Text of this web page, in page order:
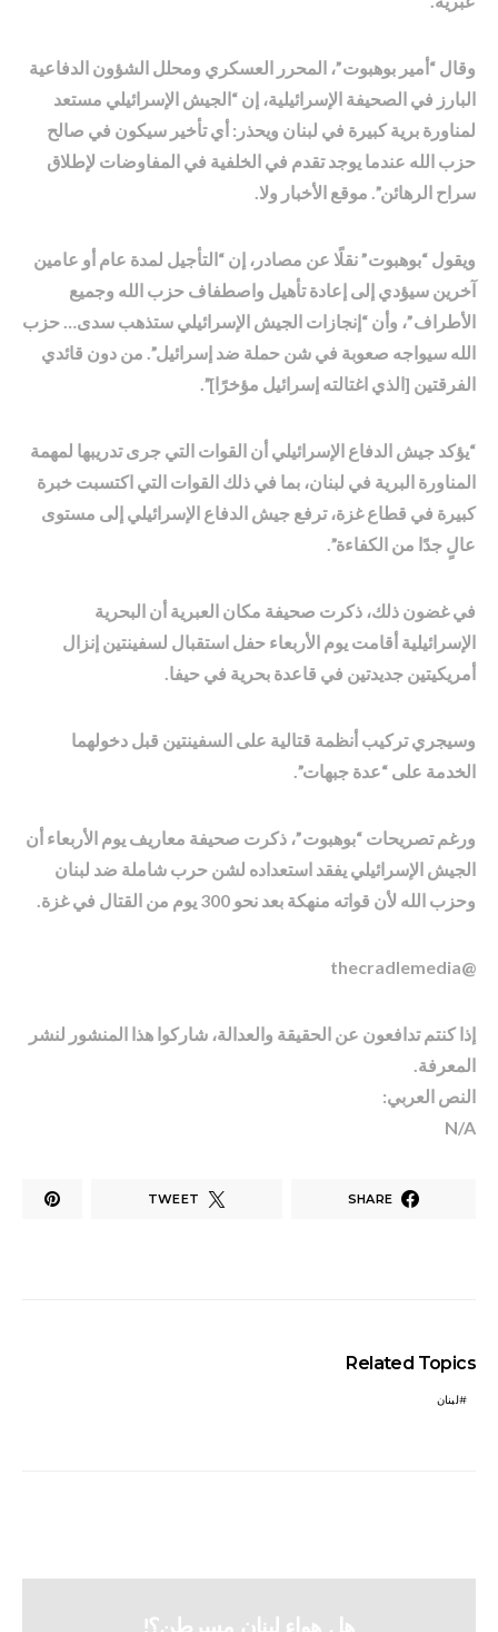
وقال “أمير بوهبوت”، المحرر العسكري ومحلل الشؤون الدفاعية
البارز في الصحيفة الإسرائيلية، إن “الجيش الإسرائيلي مستعد
لمناورة برية كبيرة في لبنان ويحذر: أي تأخير سيكون في صالح
حزب الله عندما يوجد تقدم في الخلفية في المفاوضات لإطلاق
سراح الرهائن”. موقع الأخبار ولا.
ويقول “بوهبوت” نقلًا عن مصادر، إن “التأجيل لمدة عام أو عامين
آخرين سيؤدي إلى إعادة تأهيل واصطفاف حزب الله وجميع
الأطراف”، وأن “إنجازات الجيش الإسرائيلي ستذهب سدى… حزب
الله سيواجه صعوبة في شن حملة ضد إسرائيل”. من دون قائدي
الفرقتين [الذي اغتالته إسرائيل مؤخرًا]”.
“يؤكد جيش الدفاع الإسرائيلي أن القوات التي جرى تدريبها لمهمة
المناورة البرية في لبنان، بما في ذلك القوات التي اكتسبت خبرة
كبيرة في قطاع غزة، ترفع جيش الدفاع الإسرائيلي إلى مستوى
عالٍ جدًا من الكفاءة”.
في غضون ذلك، ذكرت صحيفة مكان العبرية أن البحرية
الإسرائيلية أقامت يوم الأربعاء حفل استقبال لسفينتين إنزال
أمريكيتين جديدتين في قاعدة بحرية في حيفا.
وسيجري تركيب أنظمة قتالية على السفينتين قبل دخولهما
الخدمة على “عدة جبهات”.
ورغم تصريحات “بوهبوت”، ذكرت صحيفة معاريف يوم الأربعاء أن
الجيش الإسرائيلي يفقد استعداده لشن حرب شاملة ضد لبنان
وحزب الله لأن قواته منهكة بعد نحو 300 يوم من القتال في غزة.
@thecradlemedia
إذا كنتم تدافعون عن الحقيقة والعدالة، شاركوا هذا المنشور لنشر
المعرفة.
النص العربي:
N/A
SHARE
TWEET
Related Topics
لبنان
هل هواء لبنان مسرطن؟!